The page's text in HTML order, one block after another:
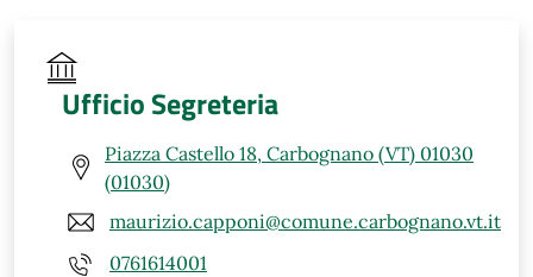
Ufficio Segreteria
Piazza Castello 18, Carbognano (VT) 01030
(01030)
maurizio.capponi@comune.carbognano.vt.it
0761614001